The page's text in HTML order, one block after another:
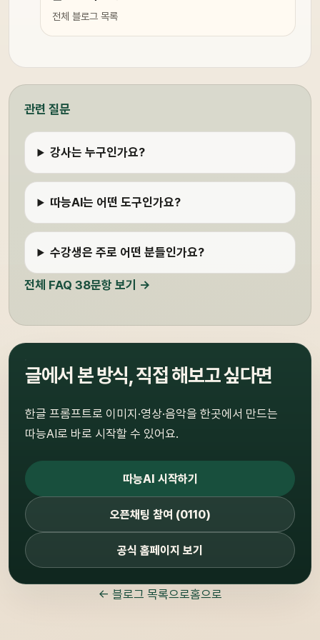
전체 블로그 목록
관련 질문
강사는 누구인가요?
따능AI는 어떤 도구인가요?
수강생은 주로 어떤 분들인가요?
전체 FAQ 38문항 보기 →
글에서 본 방식, 직접 해보고 싶다면
한글 프롬프트로 이미지·영상·음악을 한곳에서 만드는
따능AI로 바로 시작할 수 있어요.
따능AI 시작하기
오픈채팅 참여 (0110)
공식 홈페이지 보기
← 블로그 목록으로홈으로